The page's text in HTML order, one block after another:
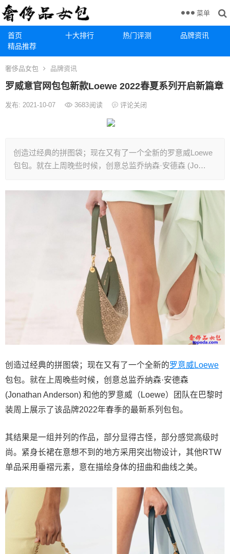
首页 十大排行 热门评测
品牌资讯
精品推荐
菜单
奢侈品女包 品牌资讯
罗威意官网包包新款Loewe 2022春夏系列开启新篇章
发布: 2021-10-07 3683阅读 评论关闭
创造过经典的拼图袋；现在又有了一个全新的罗意威Loewe
包包。就在上周晚些时候，创意总监乔纳森·安德森 (Jo…
创造过经典的拼图袋；现在又有了一个全新的罗意威Loewe
包包。就在上周晚些时候，创意总监乔纳森·安德森
(Jonathan Anderson) 和他的罗意威（Loewe）团队在巴黎时
装周上展示了该品牌2022年春季的最新系列包包。
其结果是一组并列的作品，部分显得古怪，部分感觉高级时
尚。紧身长裙在意想不到的地方采用突出物设计，其他RTW
单品采用垂褶元素，意在描绘身体的扭曲和曲线之美。